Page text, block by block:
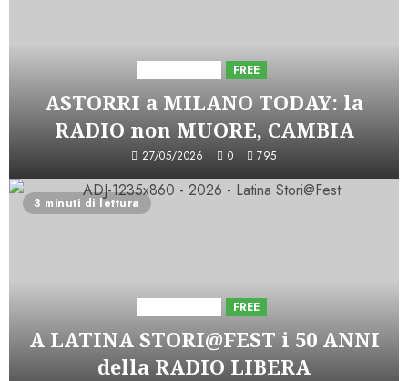
FREE
ASTORRI a MILANO TODAY: la
RADIO non MUORE, CAMBIA
27/05/2026 0 795
3 minuti di lettura
FREE
A LATINA STORI@FEST i 50 ANNI
della RADIO LIBERA